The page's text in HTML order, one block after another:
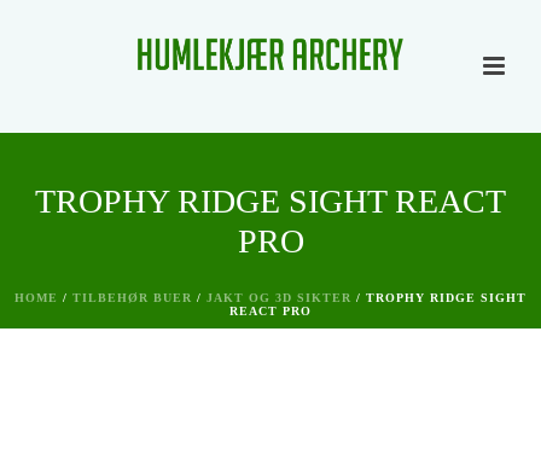
TROPHY RIDGE SIGHT REACT
PRO
HOME / TILBEHØR BUER / JAKT OG 3D SIKTER / TROPHY RIDGE SIGHT
REACT PRO